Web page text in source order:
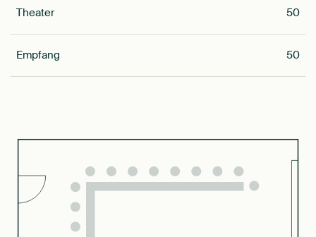
Theater 50
Empfang 50